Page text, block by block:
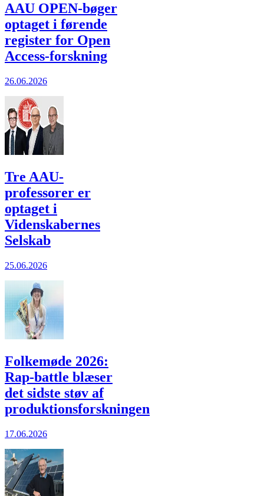
AAU OPEN-bøger
optaget i førende
register for Open
Access-forskning
26.06.2026
Tre AAU-
professorer er
optaget i
Videnskabernes
Selskab
25.06.2026
Folkemøde 2026:
Rap-battle blæser
det sidste støv af
produktionsforskningen
17.06.2026